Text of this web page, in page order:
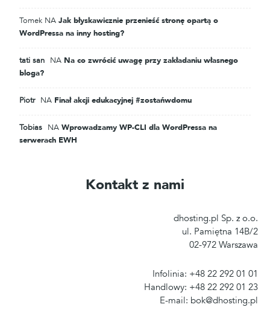
Tomek NA Jak błyskawicznie przenieść stronę opartą o
WordPressa na inny hosting?
tati san NA Na co zwrócić uwagę przy zakładaniu własnego
bloga?
Piotr NA Finał akcji edukacyjnej #zostańwdomu
Tobias NA Wprowadzamy WP-CLI dla WordPressa na
serwerach EWH
Kontakt z nami
dhosting.pl Sp. z o.o.
ul. Pamiętna 14B/2
02-972 Warszawa
Infolinia: +48 22 292 01 01
Handlowy: +48 22 292 01 23
E-mail: bok@dhosting.pl